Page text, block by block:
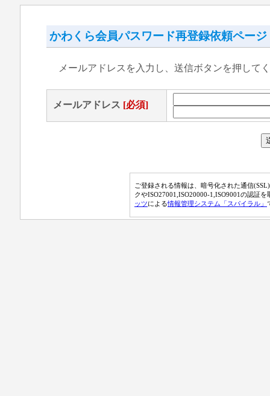
かわくら会員パスワード再登録依頼ページ
メールアドレスを入力し、送信ボタンを押して
メールアドレス [必須]
ご登録される情報は、暗号化された通信
クやISO27001,ISO20000-1,ISO9001の認証
ッツによる情報管理システム「スパイラル」